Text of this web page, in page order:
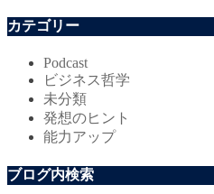
カテゴリー
Podcast
ビジネス哲学
未分類
発想のヒント
能力アップ
ブログ内検索